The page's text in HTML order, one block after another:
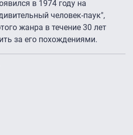
в 1974 году на
человек-паук",
жанра в течение 30 лет
за его похождениями.